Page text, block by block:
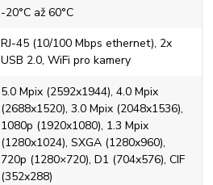
-20°C až 60°C
RJ-45 (10/100 Mbps ethernet), 2x
USB 2.0, WiFi pro kamery
5.0 Mpix (2592x1944), 4.0 Mpix
(2688x1520), 3.0 Mpix (2048x1536),
1080p (1920x1080), 1.3 Mpix
(1280x1024), SXGA (1280x960),
720p (1280×720), D1 (704x576), CIF
(352x288)